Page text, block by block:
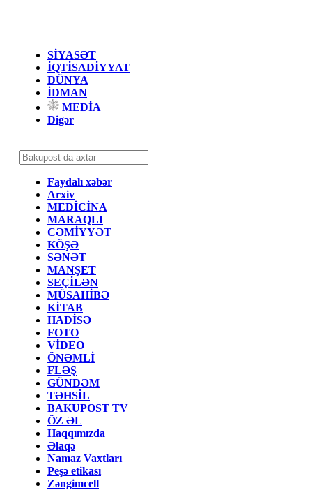
SİYASƏT
İQTİSADİYYAT
DÜNYA
İDMAN
MEDİA
Digər
Faydalı xəbər
Arxiv
MEDİCİNA
MARAQLI
CƏMİYYƏT
KÖŞƏ
SƏNƏT
MANŞET
SEÇİLƏN
MÜSAHİBƏ
KİTAB
HADİSƏ
FOTO
VİDEO
ÖNƏMLİ
FLƏŞ
GÜNDƏM
TƏHSİL
BAKUPOST TV
ÖZ ƏL
Haqqımızda
Əlaqə
Namaz Vaxtları
Peşə etikası
Zəngimcell